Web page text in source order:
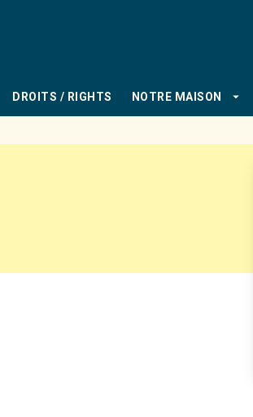
DROITS / RIGHTS NOTRE MAISON arrow_drop_down